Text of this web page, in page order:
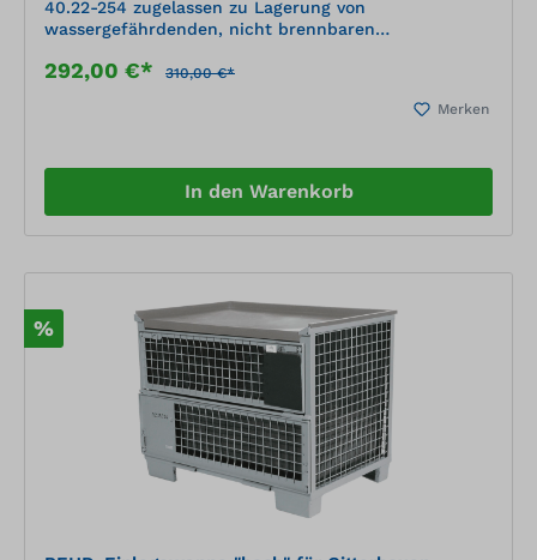
40.22-254 zugelassen zu Lagerung von
wassergefährdenden, nicht brennbaren
des DIBt Berlin (Deutsches Institut für Bautechnik)
Plattenmaterial, nach statischen Erfordernissen
statische Hauptlast bei austretendem Medium wird
von der Gitterbox übernommen (Gitterbox nicht im
Lieferumfang enthalten)
292,00 €* 310,00 €*
Merken
In den Warenkorb
%